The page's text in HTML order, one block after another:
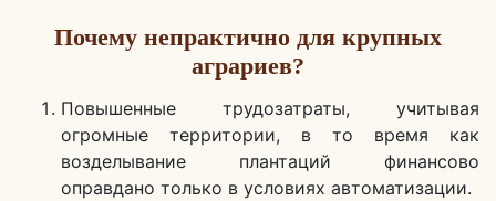
Почему непрактично для крупных
аграриев?
Повышенные трудозатраты, учитывая
огромные территории, в то время как
возделывание плантаций финансово
оправдано только в условиях автоматизации.